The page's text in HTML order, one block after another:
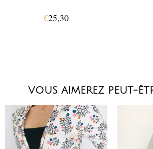
€25,30
VOUS AIMEREZ PEUT-